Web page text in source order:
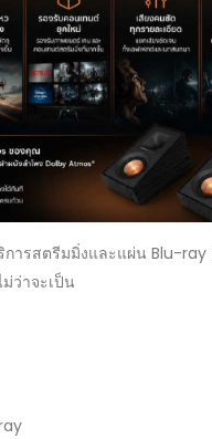
ารสตรีมมิ่งและแผ่น Blu-ray
ว่าจะเป็น